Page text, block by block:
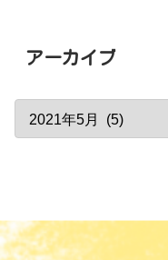
アーカイブ